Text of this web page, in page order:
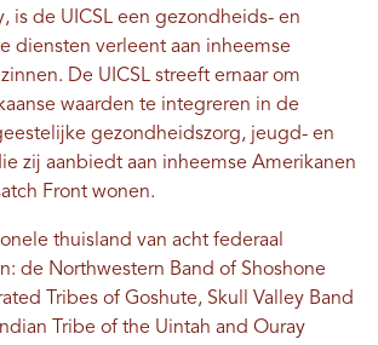
is de UICSL een gezondheids- en
diensten verleent aan inheemse
De UICSL streeft ernaar om
waarden te integreren in de
gezondheidszorg, jeugd- en
zij aanbiedt aan inheemse Amerikanen
Front wonen.
thuisland van acht federaal
de Northwestern Band of Shoshone
Tribes of Goshute, Skull Valley Band
Tribe of the Uintah and Ouray